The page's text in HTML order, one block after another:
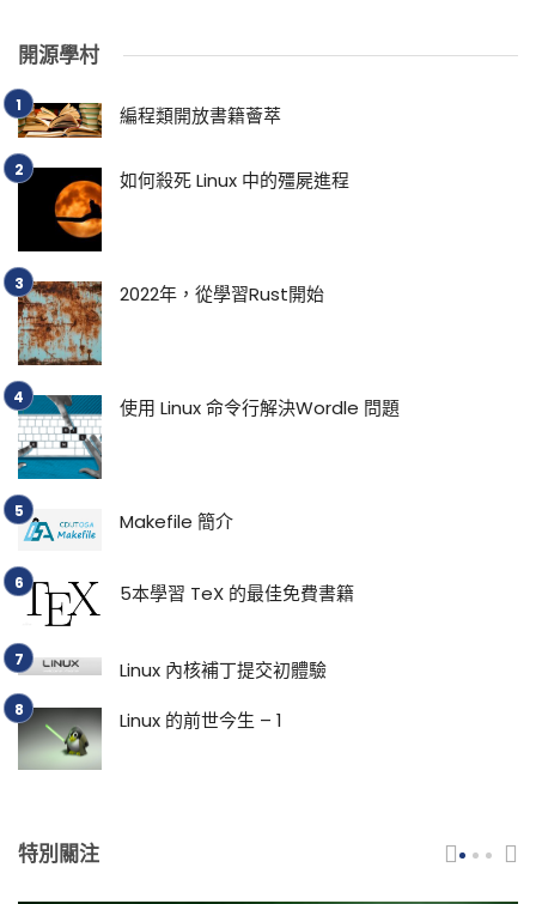
開源學村
編程類開放書籍薈萃
如何殺死 Linux 中的殭屍進程
2022年，從學習Rust開始
使用 Linux 命令行解決Wordle 問題
Makefile 簡介
5本學習 TeX 的最佳免費書籍
Linux 內核補丁提交初體驗
Linux 的前世今生 – 1
特別關注